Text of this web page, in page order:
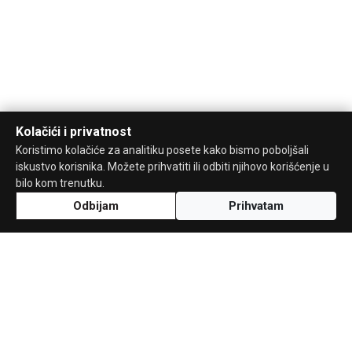
Kolačići i privatnost
Koristimo kolačiće za analitiku posete kako bismo poboljšali
iskustvo korisnika. Možete prihvatiti ili odbiti njihovo korišćenje u
bilo kom trenutku.
Odbijam Prihvatam